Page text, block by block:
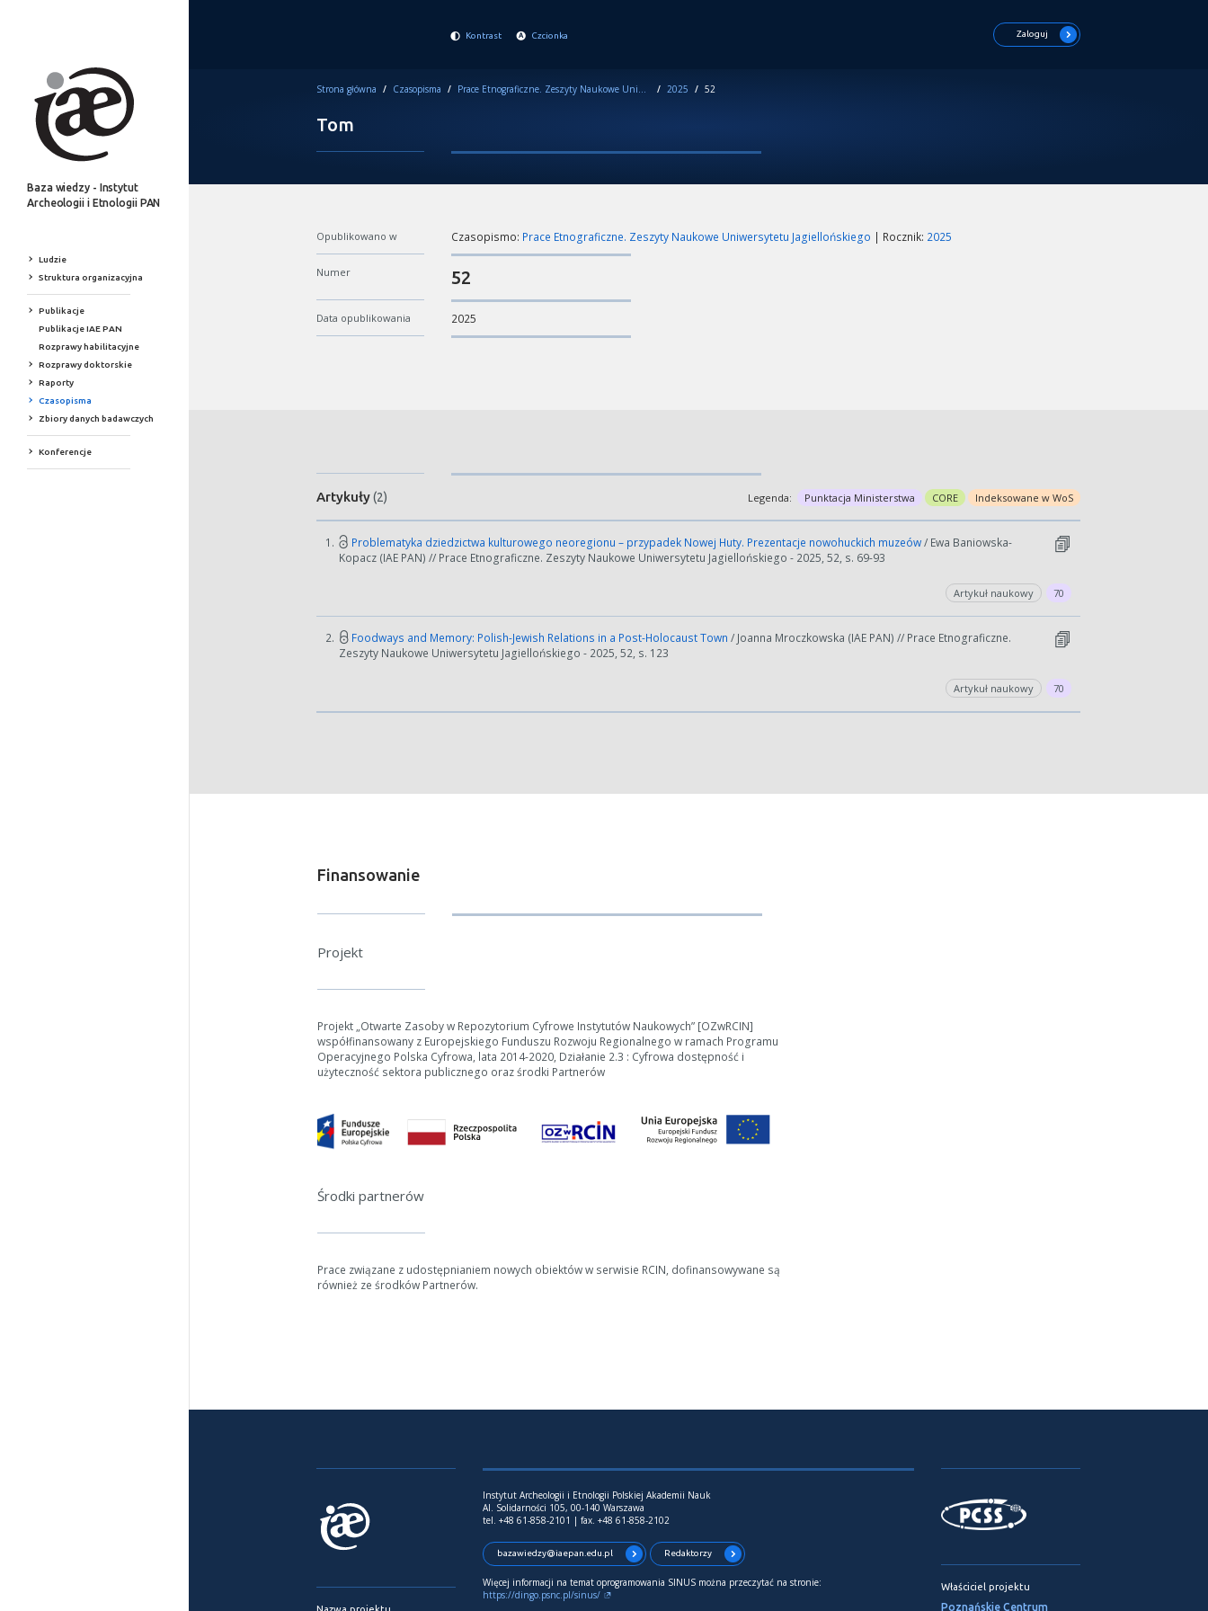
W zależności od ilości danych do przetworzenia generowanie pliku może się wydłużyć.
Anuluj
Baza wiedzy - Instytut
Archeologii i Etnologii PAN
Ludzie
Struktura organizacyjna
Publikacje
Publikacje IAE PAN
Rozprawy habilitacyjne
Rozprawy doktorskie
Raporty
Czasopisma
Zbiory danych badawczych
Konferencje
Kontrast Czcionka Zaloguj
Strona główna / Czasopisma / Prace Etnograficzne. Zeszyty Naukowe Uniwersytetu Jagiellońskiego / 2025 / 52
Tom
Opublikowano w Czasopismo: Prace Etnograficzne. Zeszyty Naukowe Uniwersytetu Jagiellońskiego | Rocznik: 2025
Numer 52
Data opublikowania 2025
Artykuły(2) Legenda: Punktacja Ministerstwa CORE Indeksowane w WoS
1. Problematyka dziedzictwa kulturowego neoregionu – przypadek Nowej Huty. Prezentacje nowohuckich muzeów/ Ewa Baniowska-
Kopacz (IAE PAN) // Prace Etnograficzne. Zeszyty Naukowe Uniwersytetu Jagiellońskiego - 2025, 52, s. 69-93
Artykuł naukowy 70
2. Foodways and Memory: Polish-Jewish Relations in a Post-Holocaust Town / Joanna Mroczkowska (IAE PAN) // Prace Etnograficzne.
Zeszyty Naukowe Uniwersytetu Jagiellońskiego - 2025, 52, s. 123
Artykuł naukowy 70
Finansowanie
Projekt
Projekt „Otwarte Zasoby w Repozytorium Cyfrowe Instytutów Naukowych” [OZwRCIN]
współfinansowany z Europejskiego Funduszu Rozwoju Regionalnego w ramach Programu
Operacyjnego Polska Cyfrowa, lata 2014-2020, Działanie 2.3 : Cyfrowa dostępność i
użyteczność sektora publicznego oraz środki Partnerów
Środki partnerów
Prace związane z udostępnianiem nowych obiektów w serwisie RCIN, dofinansowywane są
również ze środków Partnerów.
Instytut Archeologii i Etnologii Polskiej Akademii Nauk
Al. Solidarności 105, 00-140 Warszawa
tel. +48 61-858-2101 | fax. +48 61-858-2102
bazawiedzy@iaepan.edu.pl Redaktorzy
Więcej informacji na temat oprogramowania SINUS można przeczytać na stronie:
https://dingo.psnc.pl/sinus/
Właściciel projektu
Poznańskie Centrum